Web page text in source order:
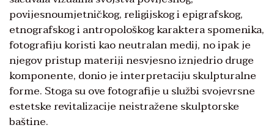
povijesnoumjetničkog, religijskog i epigrafskog,
etnografskog i antropološkog karaktera spomenika,
fotografiju koristi kao neutralan medij, no ipak je
njegov pristup materiji nesvjesno iznjedrio druge
komponente, donio je interpretaciju skulpturalne
forme. Stoga su ove fotografije u službi svojevrsne
estetske revitalizacije neistražene skulptorske
baštine.